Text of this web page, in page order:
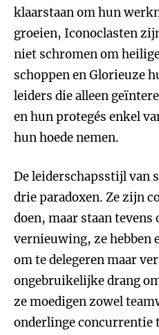
klaarstaan om hun
groeien, Iconoclasten
niet schromen om
schoppen en Glorieuze
leiders die alleen
en hun protegés enkel
hun hoede nemen.
De leiderschapsstijl van
drie paradoxen. Ze zijn
doen, maar staan
vernieuwing, ze hebben
om te delegeren maar
ongebruikelijke drang
ze moedigen zowel
onderlinge concurrentie